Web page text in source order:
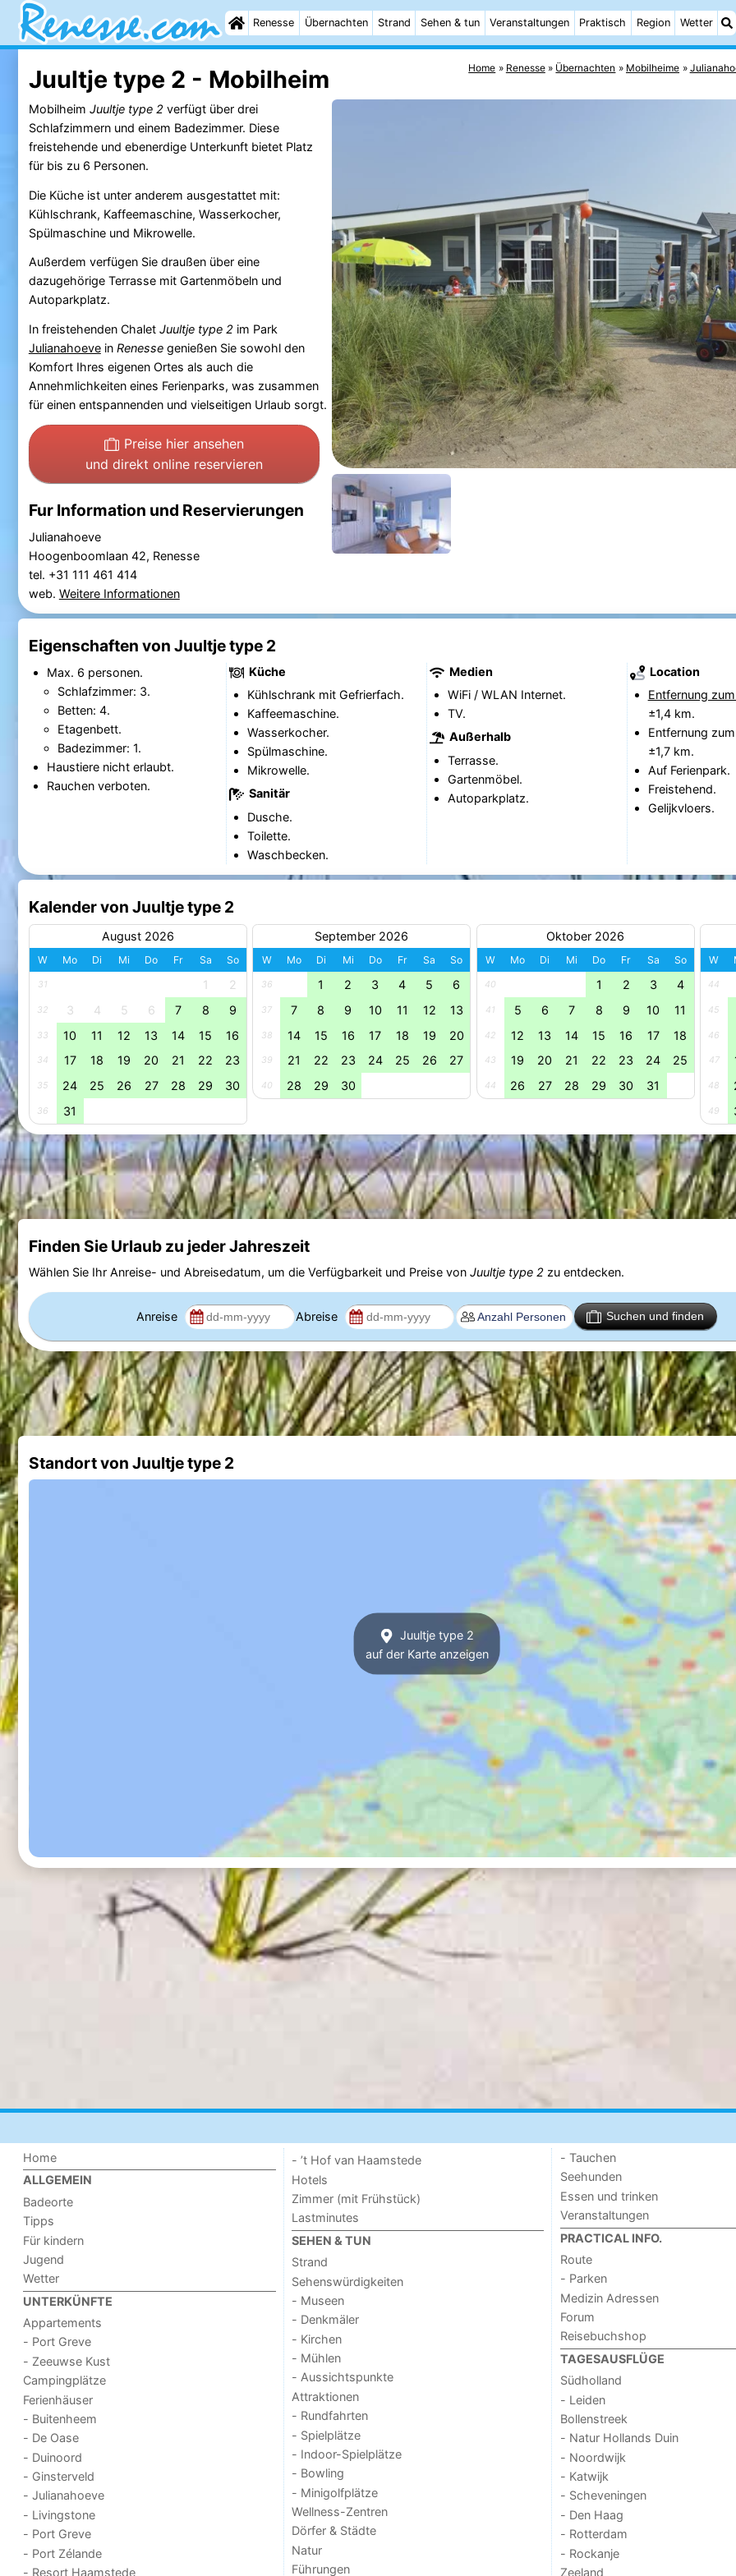
Renesse Übernachten Strand Sehen & tun Veranstaltungen Praktisch Region Wetter
Home Renesse Übernachten Mobilheime
Juultje type 2 - Mobilheim
Mobilheim Juultje type 2 verfügt über drei
Schlafzimmern und einem Badezimmer. Diese
freistehende und ebenerdige Unterkunft bietet Platz
für bis zu 6 Personen.
Die Küche ist unter anderem ausgestattet mit:
Kühlschrank, Kaffeemaschine, Wasserkocher,
Spülmaschine und Mikrowelle.
Außerdem verfügen Sie draußen über eine
dazugehörige Terrasse mit Gartenmöbeln und
Autoparkplatz.
In freistehenden Chalet Juultje type 2 im Park
Julianahoevein Renessegenießen Sie sowohl den
Komfort Ihres eigenen Ortes als auch die
Annehmlichkeiten eines Ferienparks, was zusammen
für einen entspannenden und vielseitigen Urlaub sorgt.
Preise hier ansehen
und direkt online reservieren
Fur Information und Reservierungen
Julianahoeve
Hoogenboomlaan 42, Renesse
tel. +31 111 461 414
web. Weitere Informationen
Eigenschaften von Juultje type 2
Max. 6 personen.
Schlafzimmer: 3.
Betten: 4.
Etagenbett.
Badezimmer: 1.
Haustiere nicht erlaubt.
Rauchen verboten.
Küche
Kühlschrank mit Gefrierfach.
Kaffeemaschine.
Wasserkocher.
Spülmaschine.
Mikrowelle.
Sanitär
Dusche.
Toilette.
Waschbecken.
Medien
WiFi / WLAN Internet.
TV.
Außerhalb
Terrasse.
Gartenmöbel.
Autoparkplatz.
Location
Entfernung
±1,4 km.
Entfernung
±1,7 km.
Auf Ferienpark.
Freistehend.
Gelijkvloers.
Kalender von Juultje type 2
August 2026
W Mo Di Mi Do Fr Sa So
31 1 2
32 3 4 5 6 7 8 9
33 10 11 12 13 14 15 16
34 17 18 19 20 21 22 23
35 24 25 26 27 28 29 30
36 31
September 2026
W Mo Di Mi Do Fr Sa So
36 1 2 3 4 5 6
37 7 8 9 10 11 12 13
38 14 15 16 17 18 19 20
39 21 22 23 24 25 26 27
40 28 29 30
Oktober 2026
W Mo Di Mi Do Fr Sa So
40 1 2 3 4
41 5 6 7 8 9 10 11
42 12 13 14 15 16 17 18
43 19 20 21 22 23 24 25
44 26 27 28 29 30 31
W
44
45
46
47
48
49
Finden Sie Urlaub zu jeder Jahreszeit
Wählen Sie Ihr Anreise- und Abreisedatum, um die Verfügbarkeit und Preise von Juultje type 2 zu entdecken.
Anreise Abreise Suchen und finden
Standort von Juultje type 2
Juultje type 2
auf der Karte anzeigen
Home
ALLGEMEIN
Badeorte
Tipps
Für kindern
Jugend
Wetter
UNTERKÜNFTE
Appartements
- Port Greve
- Zeeuwse Kust
Campingplätze
Ferienhäuser
- Buitenheem
- De Oase
- Duinoord
- Ginsterveld
- Julianahoeve
- Livingstone
- Port Greve
- Port Zélande
- Resort Haamstede
- ’t Hof van Haamstede
Hotels
Zimmer (mit Frühstück)
Lastminutes
SEHEN & TUN
Strand
Sehenswürdigkeiten
- Museen
- Denkmäler
- Kirchen
- Mühlen
- Aussichtspunkte
Attraktionen
- Rundfahrten
- Spielplätze
- Indoor-Spielplätze
- Bowling
- Minigolfplätze
Wellness-Zentren
Dörfer & Städte
Natur
Führungen
- Tauchen
Seehunden
Essen und trinken
Veranstaltungen
PRACTICAL INFO.
Route
- Parken
Medizin Adressen
Forum
Reisebuchshop
TAGESAUSFLÜGE
Südholland
- Leiden
Bollenstreek
- Natur Hollands Duin
- Noordwijk
- Katwijk
- Scheveningen
- Den Haag
- Rotterdam
- Rockanje
Zeeland